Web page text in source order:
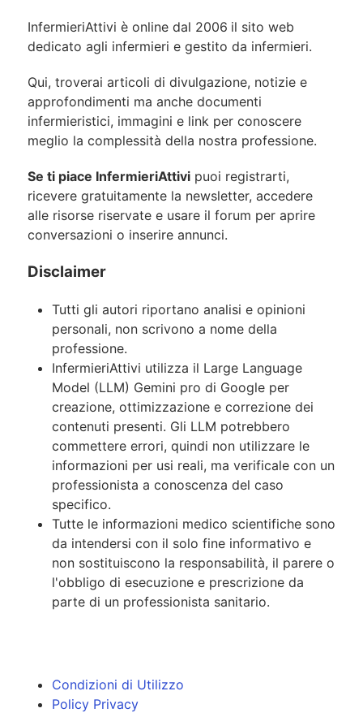
InfermieriAttivi è online dal 2006 il sito web
dedicato agli infermieri e gestito da infermieri.
Qui, troverai articoli di divulgazione, notizie e
approfondimenti ma anche documenti
infermieristici, immagini e link per conoscere
meglio la complessità della nostra professione.
Se ti piace InfermieriAttivi puoi registrarti,
ricevere gratuitamente la newsletter, accedere
alle risorse riservate e usare il forum per aprire
conversazioni o inserire annunci.
Disclaimer
Tutti gli autori riportano analisi e opinioni
personali, non scrivono a nome della
professione.
InfermieriAttivi utilizza il Large Language
Model (LLM) Gemini pro di Google per
creazione, ottimizzazione e correzione dei
contenuti presenti. Gli LLM potrebbero
commettere errori, quindi non utilizzare le
informazioni per usi reali, ma verificale con un
professionista a conoscenza del caso
specifico.
Tutte le informazioni medico scientifiche sono
da intendersi con il solo fine informativo e
non sostituiscono la responsabilità, il parere o
l'obbligo di esecuzione e prescrizione da
parte di un professionista sanitario.
Condizioni di Utilizzo
Policy Privacy